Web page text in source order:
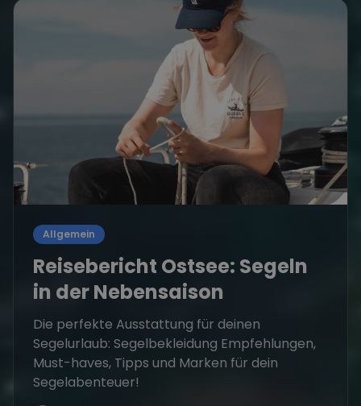
Allgemein
Reisebericht Ostsee: Segeln
in der Nebensaison
Die perfekte Ausstattung für deinen
Segelurlaub: Segelbekleidung Empfehlungen,
Must-haves, Tipps und Marken für dein
Segelabenteuer!